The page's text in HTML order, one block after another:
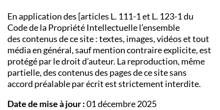
En application des [articles L. 111-1 et L. 123-1 du
Code de la Propriété Intellectuelle l’ensemble
des contenus de ce site : textes, images, vidéos et tout
média en général, sauf mention contraire explicite, est
protégé par le droit d’auteur. La reproduction, même
partielle, des contenus des pages de ce site sans
accord préalable par écrit est strictement interdite.
Date de mise à jour :01 décembre 2025